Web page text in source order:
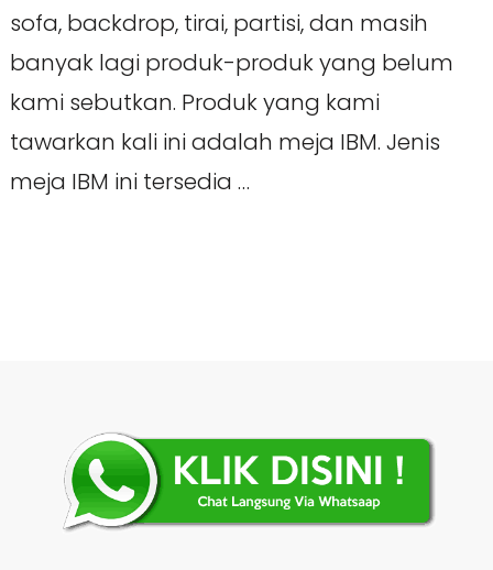
sofa, backdrop, tirai, partisi, dan masih
banyak lagi produk-produk yang belum
kami sebutkan. Produk yang kami
tawarkan kali ini adalah meja IBM. Jenis
meja IBM ini tersedia …